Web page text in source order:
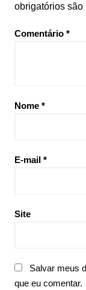
obrigatórios são
Comentário *
Nome *
E-mail *
Site
Salvar meus
que eu comentar.